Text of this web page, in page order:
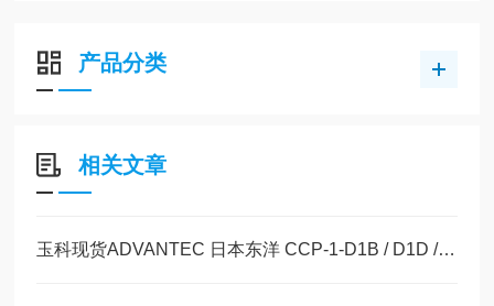
产品分类
相关文章
玉科现货ADVANTEC 日本东洋 CCP-1-D1B / D1D / D1H / D1N 产品详情